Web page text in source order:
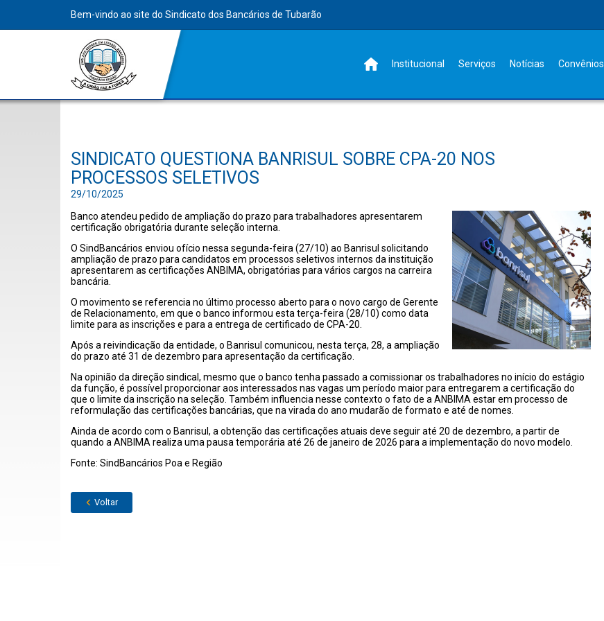
Bem-vindo ao site do Sindicato dos Bancários de Tubarão
Institucional Serviços Notícias Convênios
SINDICATO QUESTIONA BANRISUL SOBRE CPA-20 NOS
PROCESSOS SELETIVOS
29/10/2025
Banco atendeu pedido de ampliação do prazo para trabalhadores apresentarem
certificação obrigatória durante seleção interna.
O SindBancários enviou ofício nessa segunda-feira (27/10) ao Banrisul solicitando
ampliação de prazo para candidatos em processos seletivos internos da instituição
apresentarem as certificações ANBIMA, obrigatórias para vários cargos na carreira
bancária.
O movimento se referencia no último processo aberto para o novo cargo de Gerente
de Relacionamento, em que o banco informou esta terça-feira (28/10) como data
limite para as inscrições e para a entrega de certificado de CPA-20.
Após a reivindicação da entidade, o Banrisul comunicou, nesta terça, 28, a ampliação
do prazo até 31 de dezembro para apresentação da certificação.
Na opinião da direção sindical, mesmo que o banco tenha passado a comissionar os trabalhadores no início do estágio
da função, é possível proporcionar aos interessados nas vagas um período maior para entregarem a certificação do
que o limite da inscrição na seleção. Também influencia nesse contexto o fato de a ANBIMA estar em processo de
reformulação das certificações bancárias, que na virada do ano mudarão de formato e até de nomes.
Ainda de acordo com o Banrisul, a obtenção das certificações atuais deve seguir até 20 de dezembro, a partir de
quando a ANBIMA realiza uma pausa temporária até 26 de janeiro de 2026 para a implementação do novo modelo.
Fonte: SindBancários Poa e Região
Voltar